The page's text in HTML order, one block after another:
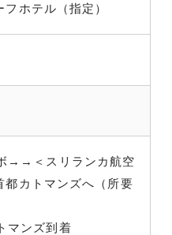
ホテル（指定）
→→＜スリランカ航空
カトマンズへ（所要
マンズ到着